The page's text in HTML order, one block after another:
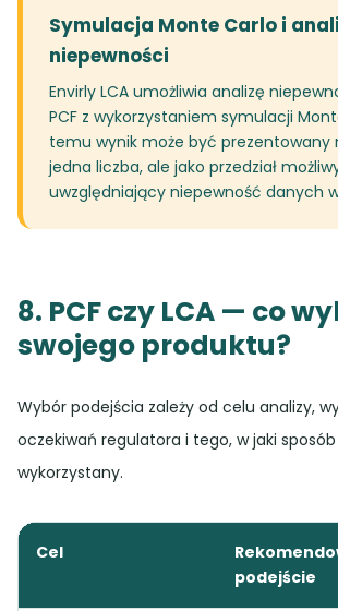
Symulacja Monte Carlo i
niepewności
Envirly LCA umożliwia analizę
PCF z wykorzystaniem symulacji
temu wynik może być prezentowany
jedna liczba, ale jako przedział
uwzględniający niepewność danych
8. PCF czy LCA — co
swojego produktu?
Wybór podejścia zależy od celu analizy,
oczekiwań regulatora i tego, w jaki
wykorzystany.
Cel
podejście